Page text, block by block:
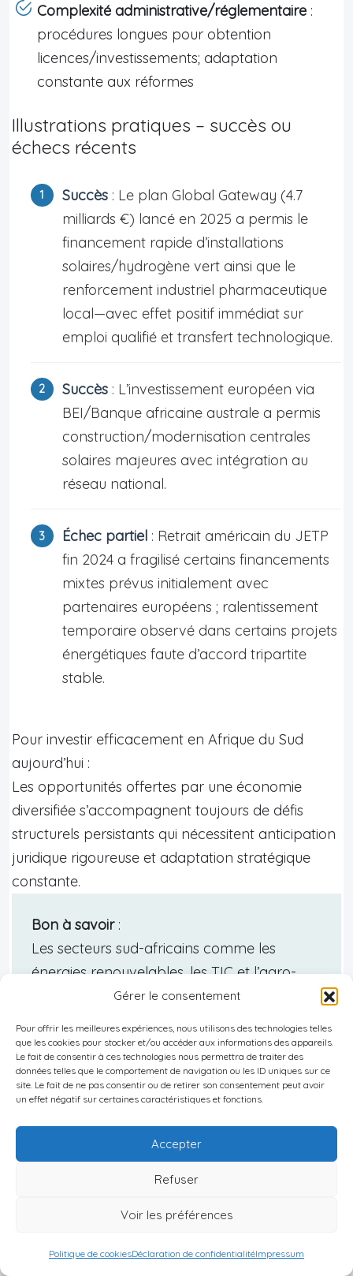
Gérer le consentement
Pour offrir les meilleures expériences, nous utilisons des technologies telles
que les cookies pour stocker et/ou accéder aux informations des appareils.
Le fait de consentir à ces technologies nous permettra de traiter des
données telles que le comportement de navigation ou les ID uniques sur ce
site. Le fait de ne pas consentir ou de retirer son consentement peut avoir
un effet négatif sur certaines caractéristiques et fonctions.
Accepter
Refuser
Voir les préférences
Politique de cookiesDéclaration de confidentialitéImpressum
Complexité administrative/réglementaire :
procédures longues pour obtention
licences/investissements; adaptation
constante aux réformes
Illustrations pratiques – succès ou
échecs récents
Succès : Le plan Global Gateway (4.7
milliards €) lancé en 2025 a permis le
financement rapide d’installations
solaires/hydrogène vert ainsi que le
renforcement industriel pharmaceutique
local—avec effet positif immédiat sur
emploi qualifié et transfert technologique.
Succès : L’investissement européen via
BEI/Banque africaine australe a permis
construction/modernisation centrales
solaires majeures avec intégration au
réseau national.
Échec partiel : Retrait américain du JETP
fin 2024 a fragilisé certains financements
mixtes prévus initialement avec
partenaires européens ; ralentissement
temporaire observé dans certains projets
énergétiques faute d’accord tripartite
stable.
Pour investir efficacement en Afrique du Sud
aujourd’hui :
Les opportunités offertes par une économie
diversifiée s’accompagnent toujours de défis
structurels persistants qui nécessitent anticipation
juridique rigoureuse et adaptation stratégique
constante.
Bon à savoir:
Les secteurs sud-africains comme les
énergies renouvelables, les TIC et l’agro-
industrie attirent les investissements
économiques du gouvernement, mais ces
opportunités sont souvent entravées par la
volatilité politique et la complexité
centrale solaire en partenariat avec la
France a récemment rencontré des retards